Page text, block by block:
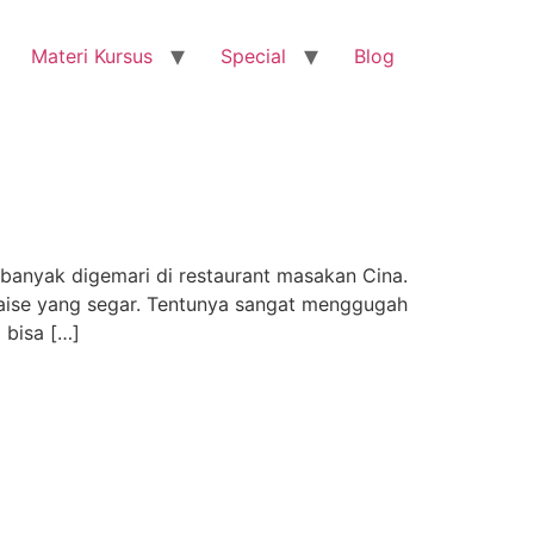
Materi Kursus Special Blog
digemari di restaurant masakan Cina.
yang segar. Tentunya sangat menggugah
bisa […]